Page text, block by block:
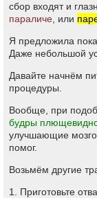
сбор входят и
параличе , или
Я предложила пока
Даже небольшой
Давайте начнём
процедуры.
Вообще, при
будры
улучшающие
помог.
Возьмём другие
1. Приготовьте